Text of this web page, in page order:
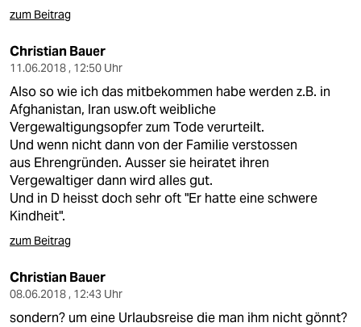
zum Beitrag
Christian Bauer
11.06.2018 , 12:50 Uhr
Also so wie ich das mitbekommen habe werden z.B. in
Afghanistan, Iran usw.oft weibliche
Vergewaltigungsopfer zum Tode verurteilt.
Und wenn nicht dann von der Familie verstossen
aus Ehrengründen. Ausser sie heiratet ihren
Vergewaltiger dann wird alles gut.
Und in D heisst doch sehr oft "Er hatte eine schwere
Kindheit".
zum Beitrag
Christian Bauer
08.06.2018 , 12:43 Uhr
sondern? um eine Urlaubsreise die man ihm nicht gönnt?